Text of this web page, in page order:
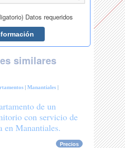
similares
|Manantiales |
de un
con servicio de
en Manantiales.
Precios